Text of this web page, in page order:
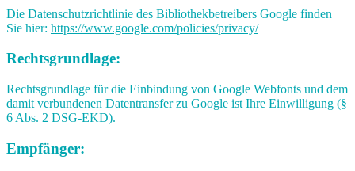
Die Datenschutzrichtlinie des Bibliothekbetreibers Google finden
Sie hier: https://www.google.com/policies/privacy/
Rechtsgrundlage:
Rechtsgrundlage für die Einbindung von Google Webfonts und dem
damit verbundenen Datentransfer zu Google ist Ihre Einwilligung (§
6 Abs. 2 DSG-EKD).
Empfänger: